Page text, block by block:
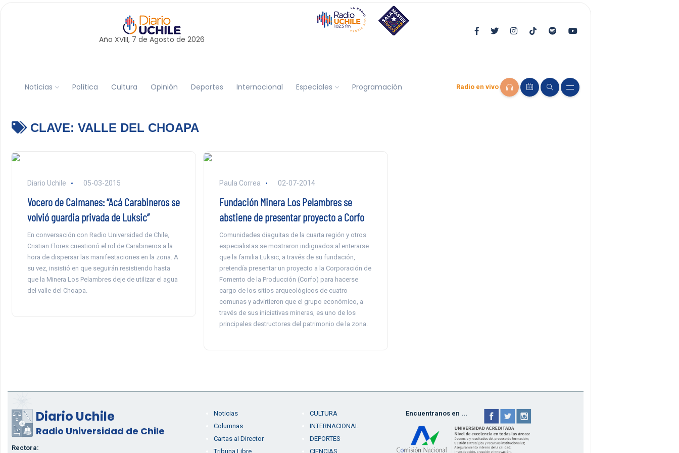
Año XVIII, 7 de Agosto de 2026
Noticias Política Cultura Opinión Deportes Internacional Especiales Programación Radio en vivo
CLAVE: VALLE DEL CHOAPA
Diario Uchile 05-03-2015
Vocero de Caimanes: “Acá Carabineros se
volvió guardia privada de Luksic”
En conversación con Radio Universidad de Chile,
Cristian Flores cuestionó el rol de Carabineros a la
hora de dispersar las manifestaciones en la zona. A
su vez, insistió en que seguirán resistiendo hasta
que la Minera Los Pelambres deje de utilizar el agua
del valle del Choapa.
Paula Correa 02-07-2014
Fundación Minera Los Pelambres se
abstiene de presentar proyecto a Corfo
Comunidades diaguitas de la cuarta región y otros
especialistas se mostraron indignados al enterarse
que la familia Luksic, a través de su fundación,
pretendía presentar un proyecto a la Corporación de
Fomento de la Producción (Corfo) para hacerse
cargo de los sitios arqueológicos de cuatro
comunas y advirtieron que el grupo económico, a
través de sus iniciativas mineras, es uno de los
principales destructores del patrimonio de la zona.
Diario Uchile
Radio Universidad de Chile
Rectora:
Noticias
Columnas
Cartas al Director
Tribuna Libre
CULTURA
INTERNACIONAL
DEPORTES
CIENCIAS
Encuentranos en ...